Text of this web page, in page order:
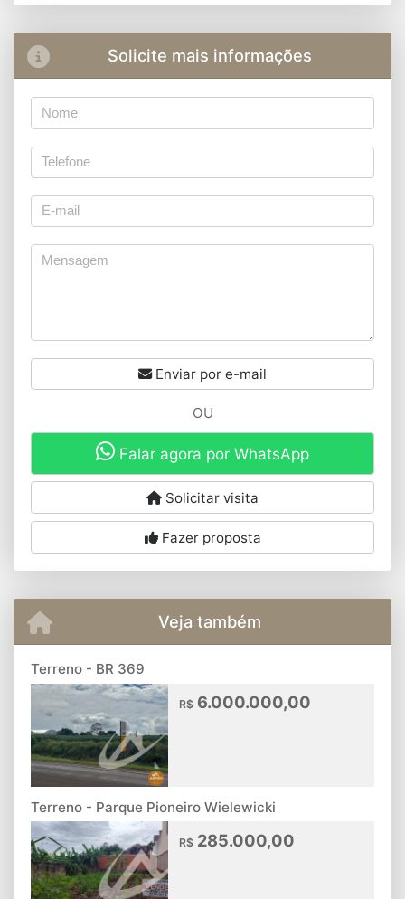
Solicite mais informações
Enviar por e-mail
OU
Falar agora por WhatsApp
Solicitar visita
Fazer proposta
Veja também
Terreno - BR 369
R$ 6.000.000,00
Terreno - Parque Pioneiro Wielewicki
R$ 285.000,00